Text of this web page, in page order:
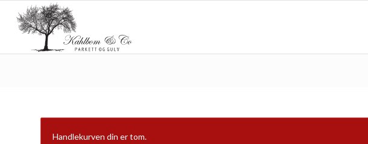
Handlekurven din er tom.